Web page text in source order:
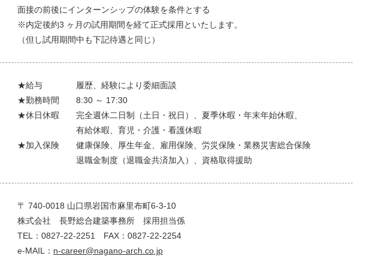
面接の前後にインターンシップの体験を条件とする
※内定後約3 ヶ月の試用期間を経て正式採用といたします。
（但し試用期間中も下記待遇と同じ）
★給与 履歴、経験により委細面談
★勤務時間 8:30 ～ 17:30
★休日休暇 完全週休二日制（土日・祝日）、夏季休暇・年末年始休暇、
有給休暇、育児・介護・看護休暇
★加入保険 健康保険、厚生年金、雇用保険、労災保険・業務災害総合保険
退職金制度（退職金共済加入）、資格取得援助
〒 740-0018 山口県岩国市麻里布町6-3-10
株式会社 長野総合建築事務所 採用担当係
TEL：0827-22-2251 FAX：0827-22-2254
e-MAIL： n-career@nagano-arch.co.jp